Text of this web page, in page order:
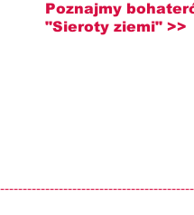
Poznajmy
"Sieroty ziemi" >>